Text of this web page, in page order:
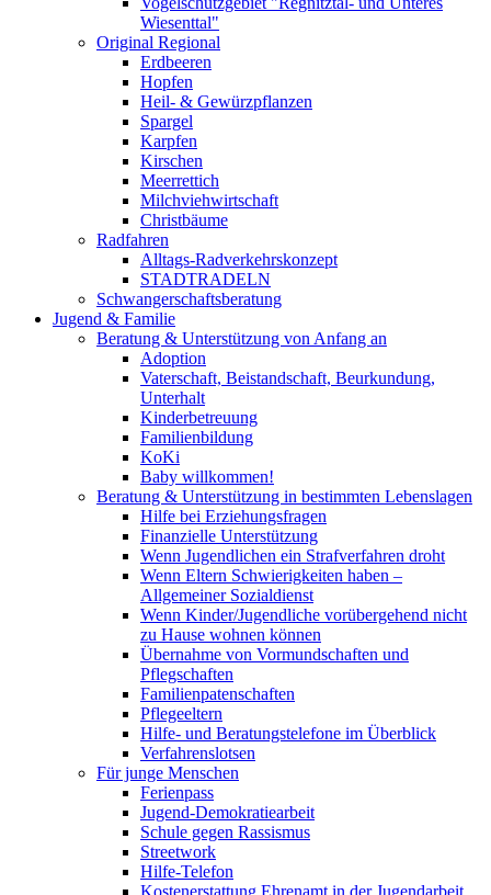
Wiesenttal"
Original Regional
Erdbeeren
Hopfen
Heil- & Gewürzpflanzen
Spargel
Karpfen
Kirschen
Meerrettich
Milchviehwirtschaft
Christbäume
Radfahren
Alltags-Radverkehrskonzept
STADTRADELN
Schwangerschaftsberatung
Jugend & Familie
Beratung & Unterstützung von Anfang an
Adoption
Vaterschaft, Beistandschaft, Beurkundung,
Unterhalt
Kinderbetreuung
Familienbildung
KoKi
Baby willkommen!
Beratung & Unterstützung in bestimmten Lebenslagen
Hilfe bei Erziehungsfragen
Finanzielle Unterstützung
Wenn Jugendlichen ein Strafverfahren droht
Wenn Eltern Schwierigkeiten haben –
Allgemeiner Sozialdienst
Wenn Kinder/Jugendliche vorübergehend nicht
zu Hause wohnen können
Übernahme von Vormundschaften und
Pflegschaften
Familienpatenschaften
Pflegeeltern
Hilfe- und Beratungstelefone im Überblick
Verfahrenslotsen
Für junge Menschen
Ferienpass
Jugend-Demokratiearbeit
Schule gegen Rassismus
Streetwork
Hilfe-Telefon
Kostenerstattung Ehrenamt in der Jugendarbeit